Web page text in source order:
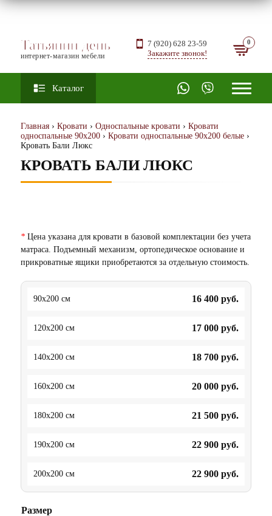
Татьянин день
интернет-магазин мебели
7 (920) 628 23-59
Закажите звонок!
Каталог
Главная › Кровати › Односпальные кровати › Кровати
односпальные 90х200 › Кровати односпальные 90х200 белые ›
Кровать Бали Люкс
КРОВАТЬ БАЛИ ЛЮКС
* Цена указана для кровати в базовой комплектации без учета
матраса. Подъемный механизм, ортопедическое основание и
прикроватные ящики приобретаются за отдельную стоимость.
90x200 см 16 400 руб.
120x200 см 17 000 руб.
140x200 см 18 700 руб.
160x200 см 20 000 руб.
180x200 см 21 500 руб.
190x200 см 22 900 руб.
200x200 см 22 900 руб.
Размер